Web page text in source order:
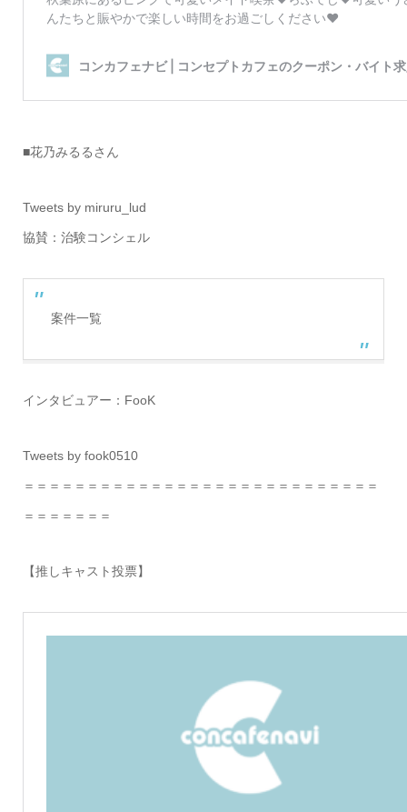
■花乃みるるさん
Tweets by miruru_lud
協賛：治験コンシェル
案件一覧
インタビュアー：FooK
Tweets by fook0510
＝＝＝＝＝＝＝＝＝＝＝＝＝＝＝＝＝＝＝＝＝＝＝＝＝＝＝＝
＝＝＝＝＝＝＝
【推しキャスト投票】